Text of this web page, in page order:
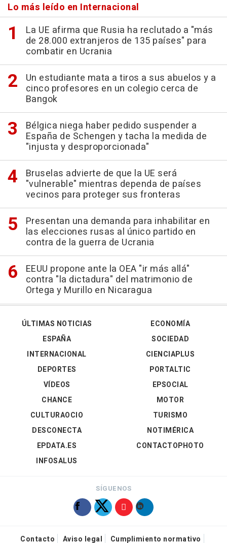
Lo más leído en Internacional
La UE afirma que Rusia ha reclutado a "más
de 28.000 extranjeros de 135 países" para
combatir en Ucrania
Un estudiante mata a tiros a sus abuelos y a
cinco profesores en un colegio cerca de
Bangok
Bélgica niega haber pedido suspender a
España de Schengen y tacha la medida de
"injusta y desproporcionada"
Bruselas advierte de que la UE será
"vulnerable" mientras dependa de países
vecinos para proteger sus fronteras
Presentan una demanda para inhabilitar en
las elecciones rusas al único partido en
contra de la guerra de Ucrania
EEUU propone ante la OEA "ir más allá"
contra "la dictadura" del matrimonio de
Ortega y Murillo en Nicaragua
ÚLTIMAS NOTICIAS
ESPAÑA
INTERNACIONAL
DEPORTES
VÍDEOS
ECONOMÍA
SOCIEDAD
CIENCIAPLUS
PORTALTIC
EPSOCIAL
CHANCE
CULTURAOCIO
DESCONECTA
EPDATA.ES
INFOSALUS
MOTOR
TURISMO
NOTIMÉRICA
CONTACTOPHOTO
SÍGUENOS
Contacto Aviso legal Cumplimiento normativo